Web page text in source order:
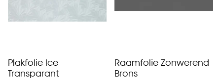
Plakfolie Ice
Transparant
Raamfolie Zonwerend
Brons